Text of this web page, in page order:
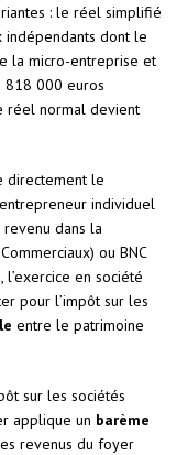
: le réel simplifié
indépendants dont le
la micro-entreprise et
818 000 euros
réel normal devient
directement le
individuel
dans la
ou BNC
l’exercice en société
pour l’impôt sur les
entre le patrimoine
sur les sociétés
applique un barème
revenus du foyer